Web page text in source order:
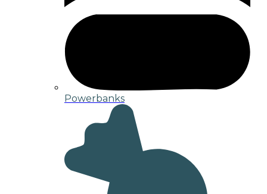
Powerbanks